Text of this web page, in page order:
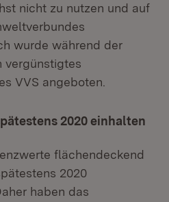
nicht zu nutzen und auf
wurde während der
vergünstigtes
VVS angeboten.
2020 einhalten
flächendeckend
2020
haben das